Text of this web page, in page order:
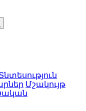
Մշակույթ